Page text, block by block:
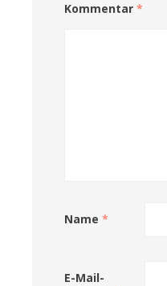
Kommentar *
Name *
E-Mail-